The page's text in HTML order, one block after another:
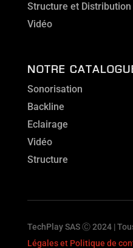
Structure et
Vidéo
NOTRE
Sonorisation
Backline
Eclairage
Vidéo
Structure
TechPlay SAS Ⓒ 2024 |
Légales et Politique de